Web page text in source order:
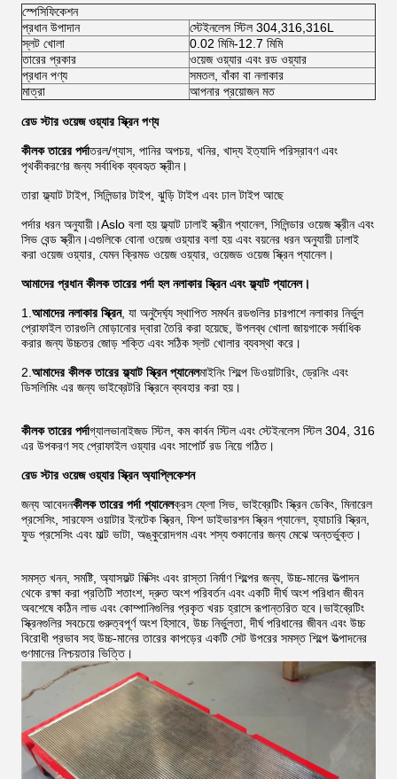
স্পেসিফিকেশন
প্রধান উপাদান
স্টেইনলেস স্টিল 304,316,316L
স্লট খোলা
0.02 মিমি-12.7 মিমি
তারের প্রকার
ওয়েজ ওয়্যার এবং রড ওয়্যার
প্রধান পণ্য
সমতল, বাঁকা বা নলাকার
মাত্রা
আপনার প্রয়োজন মত
রেড স্টার ওয়েজ ওয়্যার স্ক্রিন পণ্য
কীলক তারের পর্দাতরল/গ্যাস, পানির অপচয়, খনির, খাদ্য ইত্যাদি পরিস্রাবণ এবং
পৃথকীকরণের জন্য সর্বাধিক ব্যবহৃত স্ক্রীন।
তারা ফ্ল্যাট টাইপ, সিলিন্ডার টাইপ, ঝুড়ি টাইপ এবং ঢাল টাইপ আছে
পর্দার ধরন অনুযায়ী।Aslo বলা হয় ফ্ল্যাট ঢালাই স্ক্রীন প্যানেল, সিলিন্ডার ওয়েজ স্ক্রীন এবং
সিভ বেন্ড স্ক্রীন।এগুলিকে বোনা ওয়েজ ওয়্যার বলা হয় এবং বয়নের ধরন অনুযায়ী ঢালাই
করা ওয়েজ ওয়্যার, যেমন ক্রিমড ওয়েজ ওয়্যার, ওয়েজড ওয়েজ স্ক্রিন প্যানেল।
আমাদের প্রধান কীলক তারের পর্দা হল নলাকার স্ক্রিন এবং ফ্ল্যাট প্যানেল।
1. আমাদের নলাকার স্ক্রিন, যা অনুদৈর্ঘ্য স্থাপিত সমর্থন রডগুলির চারপাশে নলাকার নির্ভুল
প্রোফাইল তারগুলি মোড়ানোর দ্বারা তৈরি করা হয়েছে, উপলব্ধ খোলা জায়গাকে সর্বাধিক
করার জন্য উচ্চতর জোড় শক্তি এবং সঠিক স্লট খোলার ব্যবস্থা করে।
2. আমাদের কীলক তারের ফ্ল্যাট স্ক্রিন প্যানেলমাইনিং শিল্পে ডিওয়াটারিং, ড্রেনিং এবং
ডিসলিমিং এর জন্য ভাইব্রেটরি স্ক্রিনে ব্যবহার করা হয়।
কীলক তারের পর্দাগ্যালভানাইজড স্টিল, কম কার্বন স্টিল এবং স্টেইনলেস স্টিল 304, 316
এর উপকরণ সহ প্রোফাইল ওয়্যার এবং সাপোর্ট রড নিয়ে গঠিত।
রেড স্টার ওয়েজ ওয়্যার স্ক্রিন অ্যাপ্লিকেশন
জন্য আবেদনকীলক তারের পর্দা প্যানেলক্রস ফ্লো সিভ, ভাইব্রেটিং স্ক্রিন ডেকিং, মিনারেল
প্রসেসিং, সারফেস ওয়াটার ইনটেক স্ক্রিন, ফিশ ডাইভারশন স্ক্রিন প্যানেল, হ্যাচারি স্ক্রিন,
ফুড প্রসেসিং এবং মাল্ট ভাটা, অঙ্কুরোদগম এবং শস্য শুকানোর জন্য মেঝে অন্তর্ভুক্ত।
সমস্ত খনন, সমষ্টি, অ্যাসফল্ট মিক্সিং এবং রাস্তা নির্মাণ শিল্পের জন্য, উচ্চ-মানের উত্পাদন
থেকে রক্ষা করা প্রতিটি শতাংশ, দ্রুত অংশ পরিবর্তন এবং একটি দীর্ঘ অংশ পরিধান জীবন
অবশেষে কঠিন লাভ এবং কোম্পানিগুলির প্রকৃত খরচ হ্রাসে রূপান্তরিত হবে।ভাইব্রেটিং
স্ক্রিনগুলির সবচেয়ে গুরুত্বপূর্ণ অংশ হিসাবে, উচ্চ নির্ভুলতা, দীর্ঘ পরিধানের জীবন এবং উচ্চ
বিরোধী প্রভাব সহ উচ্চ-মানের তারের কাপড়ের একটি সেট উপরের সমস্ত শিল্পে উত্পাদনের
গুণমানের নিশ্চয়তার ভিত্তি।